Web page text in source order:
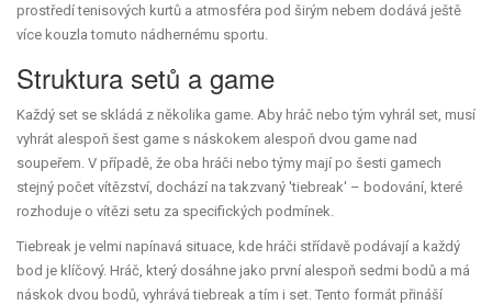
prostředí tenisových kurtů a atmosféra pod širým nebem dodává ještě
více kouzla tomuto nádhernému sportu.
Struktura setů a game
Každý set se skládá z několika game. Aby hráč nebo tým vyhrál set, musí
vyhrát alespoň šest game s náskokem alespoň dvou game nad
soupeřem. V případě, že oba hráči nebo týmy mají po šesti gamech
stejný počet vítězství, dochází na takzvaný 'tiebreak' – bodování, které
rozhoduje o vítězi setu za specifických podmínek.
Tiebreak je velmi napínavá situace, kde hráči střídavě podávají a každý
bod je klíčový. Hráč, který dosáhne jako první alespoň sedmi bodů a má
náskok dvou bodů, vyhrává tiebreak a tím i set. Tento formát přináší